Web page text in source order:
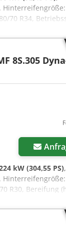
, Hinterreifengröße:
70 R34,
ca.
PSMax.
Agco Power /
mit 15L, ohne
8S.305
kW (304,55 PS),
, Hinterreifengröße:
R30, Bereifung
Max.
- 74 LFNT-5D,